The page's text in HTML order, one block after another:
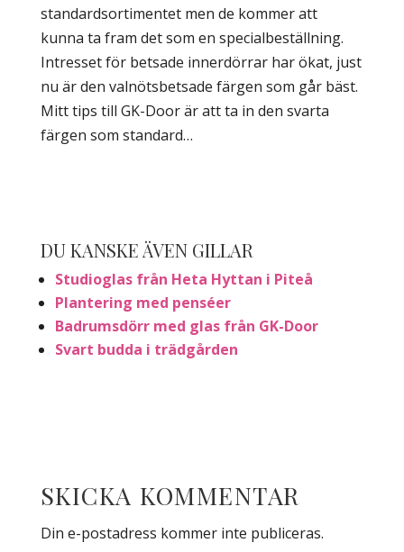
standardsortimentet men de kommer att
kunna ta fram det som en specialbeställning.
Intresset för betsade innerdörrar har ökat, just
nu är den valnötsbetsade färgen som går bäst.
Mitt tips till GK-Door är att ta in den svarta
färgen som standard…
DU KANSKE ÄVEN GILLAR
Studioglas från Heta Hyttan i Piteå
Plantering med penséer
Badrumsdörr med glas från GK-Door
Svart budda i trädgården
SKICKA KOMMENTAR
Din e-postadress kommer inte publiceras.